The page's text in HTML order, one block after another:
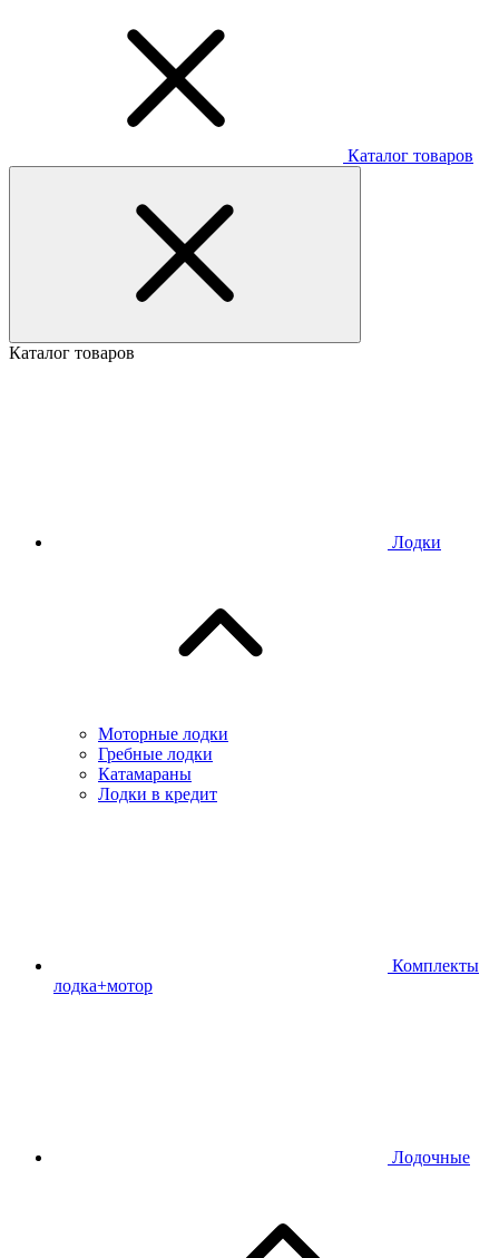
Каталог товаров
Каталог товаров
Лодки
Моторные лодки
Гребные лодки
Катамараны
Лодки в кредит
Комплекты
лодка+мотор
Лодочные